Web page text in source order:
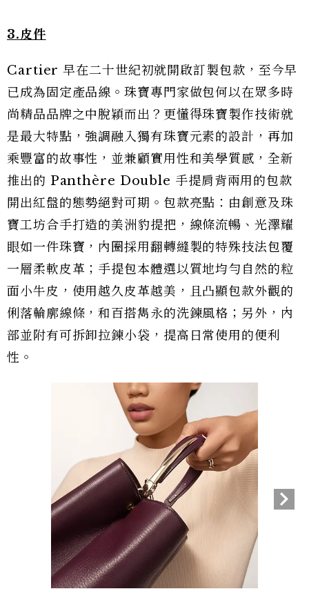
3.皮件
Cartier 早在二十世紀初就開啟訂製包款，至今早
已成為固定產品線。珠寶專門家做包何以在眾多時
尚精品品牌之中脫穎而出？更懂得珠寶製作技術就
是最大特點，強調融入獨有珠寶元素的設計，再加
乘豐富的故事性，並兼顧實用性和美學質感，全新
推出的 Panthère Double 手提肩背兩用的包款
開出紅盤的態勢絕對可期。包款亮點：由創意及珠
寶⼯坊合手打造的美洲豹提把，線條流暢、光澤耀
眼如一件珠寶，內圈採用翻轉縫製的特殊技法包覆
一層柔軟皮革；手提包本體選以質地均勻自然的粒
面小牛皮，使用越久皮革越美，且凸顯包款外觀的
俐落輪廓線條，和百搭雋永的洗鍊風格；另外，內
部並附有可拆卸拉鍊小袋，提高日常使用的便利
性。